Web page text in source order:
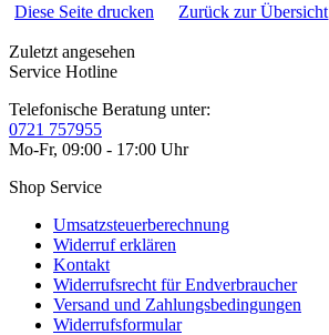
Diese Seite drucken
Zurück zur Übersicht
Zuletzt angesehen
Service Hotline
Telefonische Beratung unter:
0721 757955
Mo-Fr, 09:00 - 17:00 Uhr
Shop Service
Umsatzsteuerberechnung
Widerruf erklären
Kontakt
Widerrufsrecht für Endverbraucher
Versand und Zahlungsbedingungen
Widerrufsformular